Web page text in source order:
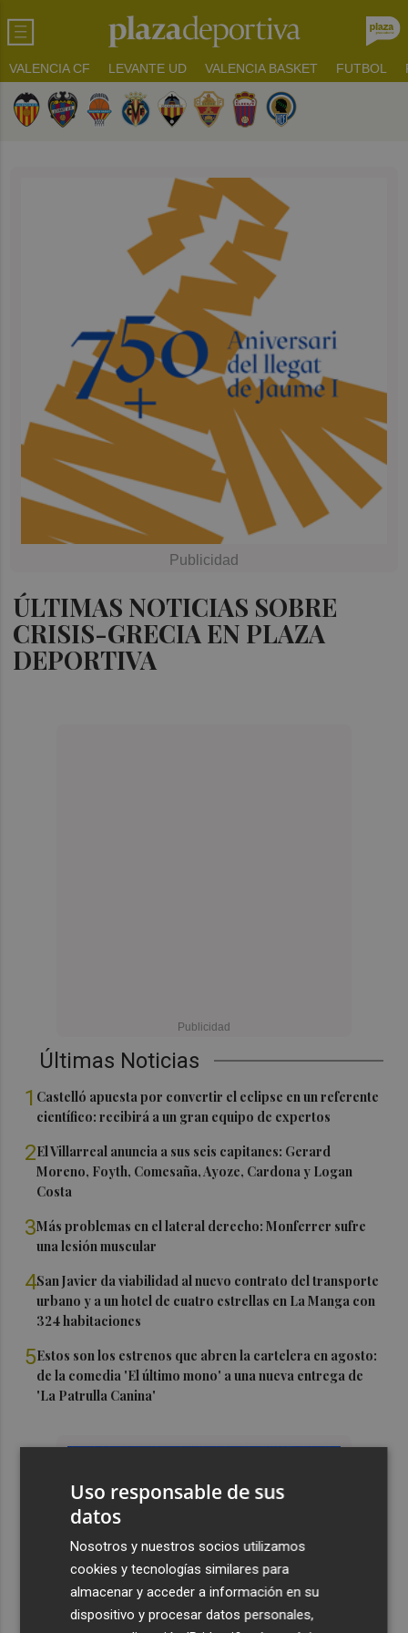
VALENCIA CF LEVANTE UD VALENCIA BASKET FUTBOL
ÚLTIMAS NOTICIAS SOBRE
CRISIS-GRECIA EN PLAZA
DEPORTIVA
Últimas Noticias
1 Castelló apuesta por convertir el eclipse en un referente
científico: recibirá a un gran equipo de expertos
2El Villarreal anuncia a sus seis capitanes: Gerard
Moreno, Foyth, Comesaña, Ayoze, Cardona y Logan
Costa
3Más problemas en el lateral derecho: Monferrer sufre
una lesión muscular
4San Javier da viabilidad al nuevo contrato del transporte
urbano y a un hotel de cuatro estrellas en La Manga con
324 habitaciones
5Estos son los estrenos que abren la cartelera en agosto:
de la comedia 'El último mono' a una nueva entrega de
'La Patrulla Canina'
Uso responsable de sus
datos
Nosotros y nuestros socios utilizamos
cookies y tecnologías similares para
almacenar y acceder a información en su
dispositivo y procesar datos personales,